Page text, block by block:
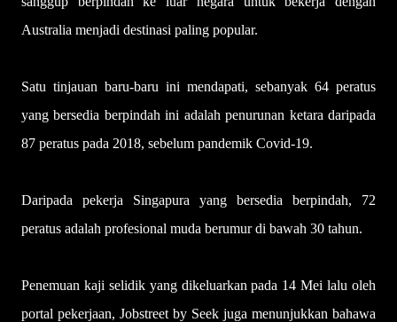
Australia menjadi destinasi paling popular.
Satu tinjauan baru-baru ini mendapati, sebanyak 64 peratus
yang bersedia berpindah ini adalah penurunan ketara daripada
87 peratus pada 2018, sebelum pandemik Covid-19.
Daripada pekerja Singapura yang bersedia berpindah, 72
peratus adalah profesional muda berumur di bawah 30 tahun.
Penemuan kaji selidik yang dikeluarkan pada 14 Mei lalu oleh
portal pekerjaan, Jobstreet by Seek juga menunjukkan bahawa